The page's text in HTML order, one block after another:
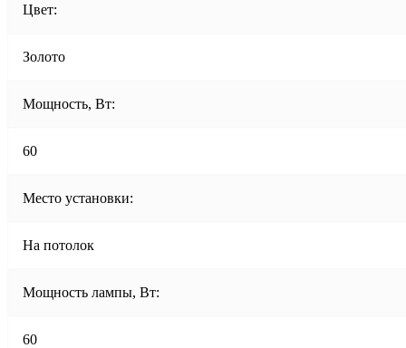
Цвет:
Золото
Мощность, Вт:
60
Место установки:
На потолок
Мощность лампы, Вт:
60